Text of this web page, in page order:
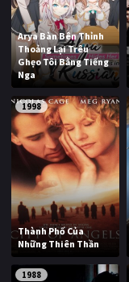
Arya Bàn Bên Thỉnh
Thoảng Lại Trêu
Ghẹo Tôi Bằng Tiếng
Nga
1998
Thành Phố Của
Những Thiên Thần
1988